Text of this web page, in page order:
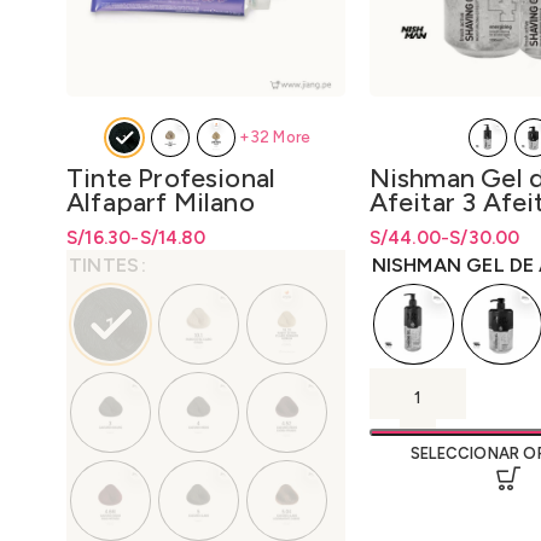
Tinte Profesional
Alfaparf Milano
Colorwear 60ml.
S/14.80
-
S/16.30
Rango de precios: desde S/14.80
hasta S/16.30
Rango de precios: desde
hastaS/16.30
TINTES
+32 More
Nishman Gel
Afeitar 3
Fácil 400ml 4
Afeitado Fácil
S/30.00
-
S/44.00
Rango de precios:
S/30.00 hasta S/
Rango de precios:
S/30.00hastaS/
NISHMAN GEL DE
SELECCIONAR